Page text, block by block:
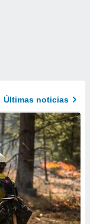
Últimas noticias